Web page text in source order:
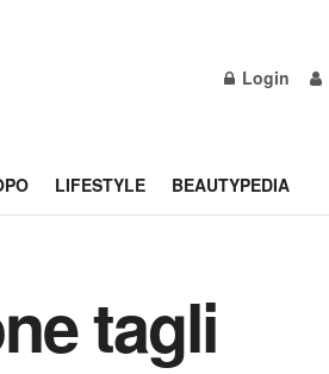
Login
LIFESTYLE BEAUTYPEDIA
tagli